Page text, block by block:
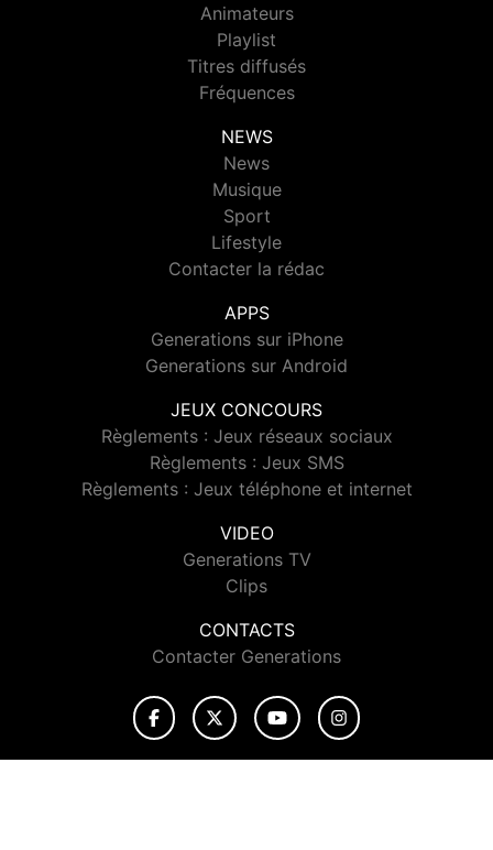
Animateurs
Playlist
Titres diffusés
Fréquences
NEWS
News
Musique
Sport
Lifestyle
Contacter la rédac
APPS
Generations sur iPhone
Generations sur Android
JEUX CONCOURS
Règlements : Jeux réseaux sociaux
Règlements : Jeux SMS
Règlements : Jeux téléphone et internet
VIDEO
Generations TV
Clips
CONTACTS
Contacter Generations